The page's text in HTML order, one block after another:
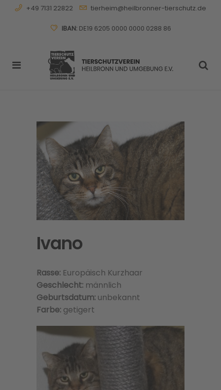
+49 7131 22822 tierheim@heilbronner-tierschutz.de
IBAN:DE19 6205 0000 0000 0288 86
Ivano
Rasse: Europäisch Kurzhaar
Geschlecht: männlich
Geburtsdatum: unbekannt
Farbe: getigert